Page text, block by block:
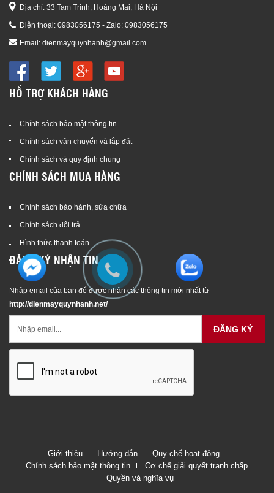
Địa chỉ: 33 Tam Trinh, Hoàng Mai, Hà Nội
Điện thoại: 0983056175 - Zalo: 0983056175
Email: dienmayquynhanh@gmail.com
HỖ TRỢ KHÁCH HÀNG
Chính sách bảo mật thông tin
Chính sách vận chuyển và lắp đặt
Chính sách và quy định chung
CHÍNH SÁCH MUA HÀNG
Chính sách bảo hành, sửa chữa
Chính sách đổi trả
Hình thức thanh toán
ĐĂNG KÝ NHẬN TIN
Nhập email của bạn để được nhận các thông tin mới nhất từ
http://dienmayquynhanh.net/
ĐĂNG KÝ
Giới thiệu Hướng dẫn
Quy chế hoạt động
Chính sách bảo mật thông tin
Cơ chế giải quyết tranh chấp
Quyền và nghĩa vụ